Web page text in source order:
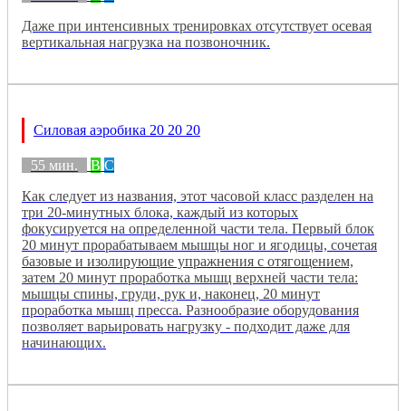
Даже при интенсивных тренировках отсутствует осевая
вертикальная нагрузка на позвоночник.
Силовая аэробика 20 20 20
55 мин. B C
Как следует из названия, этот часовой класс разделен на
три 20-минутных блока, каждый из которых
фокусируется на определенной части тела. Первый блок
20 минут прорабатываем мышцы ног и ягодицы, сочетая
базовые и изолирующие упражнения с отягощением,
затем 20 минут проработка мышц верхней части тела:
мышцы спины, груди, рук и, наконец, 20 минут
проработка мышц пресса. Разнообразие оборудования
позволяет варьировать нагрузку - подходит даже для
начинающих.